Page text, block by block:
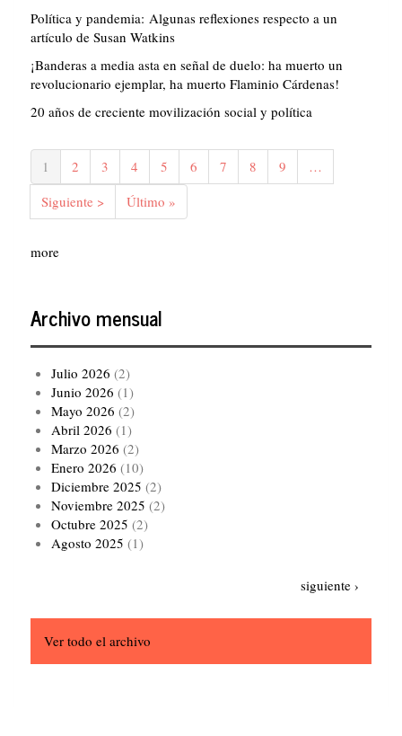
Política y pandemia: Algunas reflexiones respecto a un
artículo de Susan Watkins
¡Banderas a media asta en señal de duelo: ha muerto un
revolucionario ejemplar, ha muerto Flaminio Cárdenas!
20 años de creciente movilización social y política
Paginación
Página
actual
1 Página
2 Página
3 Página
4 Página
5 Página
6 Página
7 Página
8 Página
9
…
Siguiente
página
Siguiente >
Última
página
Último »
more
Archivo mensual
Julio 2026 (2)
Junio 2026 (1)
Mayo 2026 (2)
Abril 2026 (1)
Marzo 2026 (2)
Enero 2026 (10)
Diciembre 2025 (2)
Noviembre 2025 (2)
Octubre 2025 (2)
Agosto 2025 (1)
Siguiente
siguiente ›
Ver todo el archivo